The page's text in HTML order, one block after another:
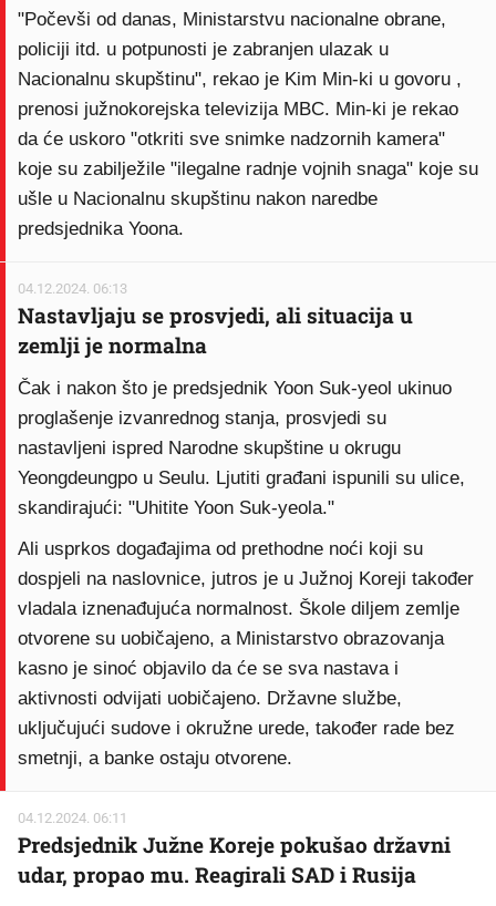
"Počevši od danas, Ministarstvu nacionalne obrane,
policiji itd. u potpunosti je zabranjen ulazak u
Nacionalnu skupštinu", rekao je Kim Min-ki u govoru ,
prenosi južnokorejska televizija MBC. Min-ki je rekao
da će uskoro "otkriti sve snimke nadzornih kamera"
koje su zabilježile "ilegalne radnje vojnih snaga" koje su
ušle u Nacionalnu skupštinu nakon naredbe
predsjednika Yoona.
04.12.2024. 06:13
Nastavljaju se prosvjedi, ali situacija u
zemlji je normalna
Čak i nakon što je predsjednik Yoon Suk-yeol ukinuo
proglašenje izvanrednog stanja, prosvjedi su
nastavljeni ispred Narodne skupštine u okrugu
Yeongdeungpo u Seulu. Ljutiti građani ispunili su ulice,
skandirajući: "Uhitite Yoon Suk-yeola."
Ali usprkos događajima od prethodne noći koji su
dospjeli na naslovnice, jutros je u Južnoj Koreji također
vladala iznenađujuća normalnost. Škole diljem zemlje
otvorene su uobičajeno, a Ministarstvo obrazovanja
kasno je sinoć objavilo da će se sva nastava i
aktivnosti odvijati uobičajeno. Državne službe,
uključujući sudove i okružne urede, također rade bez
smetnji, a banke ostaju otvorene.
04.12.2024. 06:11
Predsjednik Južne Koreje pokušao državni
udar, propao mu. Reagirali SAD i Rusija